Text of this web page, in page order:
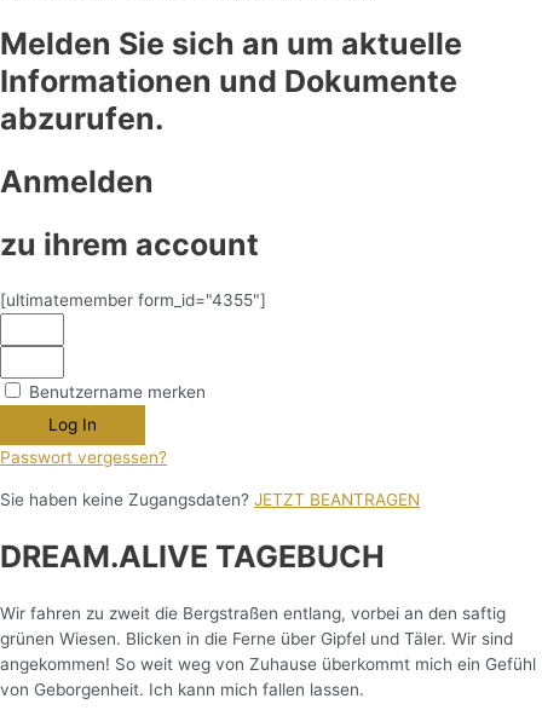
Melden Sie sich an um aktuelle
Informationen und Dokumente
abzurufen.
Anmelden
zu ihrem account
[ultimatemember form_id="4355"]
Benutzername merken
Log In
Passwort vergessen?
Sie haben keine Zugangsdaten? JETZT BEANTRAGEN
DREAM.ALIVE TAGEBUCH
Wir fahren zu zweit die Bergstraßen entlang, vorbei an den saftig
grünen Wiesen. Blicken in die Ferne über Gipfel und Täler. Wir sind
angekommen! So weit weg von Zuhause überkommt mich ein Gefühl
von Geborgenheit. Ich kann mich fallen lassen.